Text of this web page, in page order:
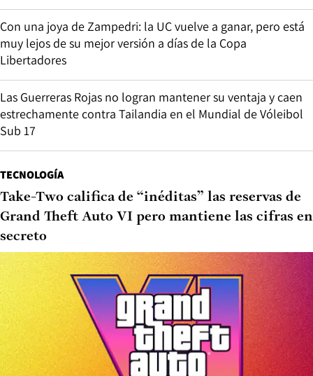
Con una joya de Zampedri: la UC vuelve a ganar, pero está
muy lejos de su mejor versión a días de la Copa
Libertadores
Las Guerreras Rojas no logran mantener su ventaja y caen
estrechamente contra Tailandia en el Mundial de Vóleibol
Sub 17
TECNOLOGÍA
Take-Two califica de “inéditas” las reservas de
Grand Theft Auto VI pero mantiene las cifras en
secreto